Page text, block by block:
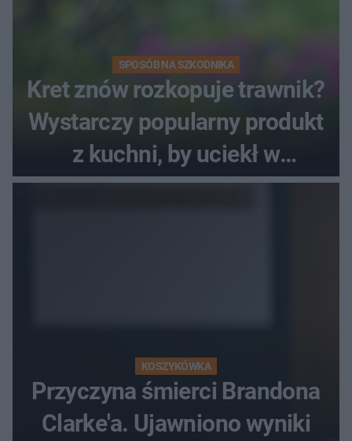
SPOSÓB NA SZKODNIKA
Kret znów rozkopuje trawnik?
Wystarczy popularny produkt
z kuchni, by uciekł w
popłochu
KOSZYKÓWKA
Przyczyna śmierci Brandona
Clarke'a. Ujawniono wyniki